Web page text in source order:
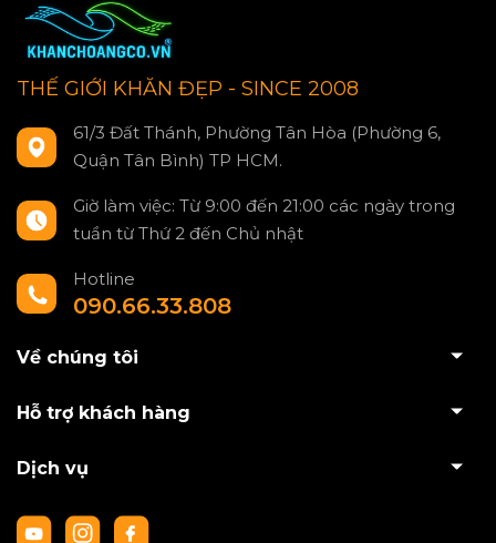
THẾ GIỚI KHĂN ĐẸP - SINCE 2008
61/3 Đất Thánh, Phường Tân Hòa (Phường 6,
Quận Tân Bình) TP HCM.
Giờ làm việc: Từ 9:00 đến 21:00 các ngày trong
tuần từ Thứ 2 đến Chủ nhật
Hotline
090.66.33.808
Về chúng tôi
Hỗ trợ khách hàng
Dịch vụ